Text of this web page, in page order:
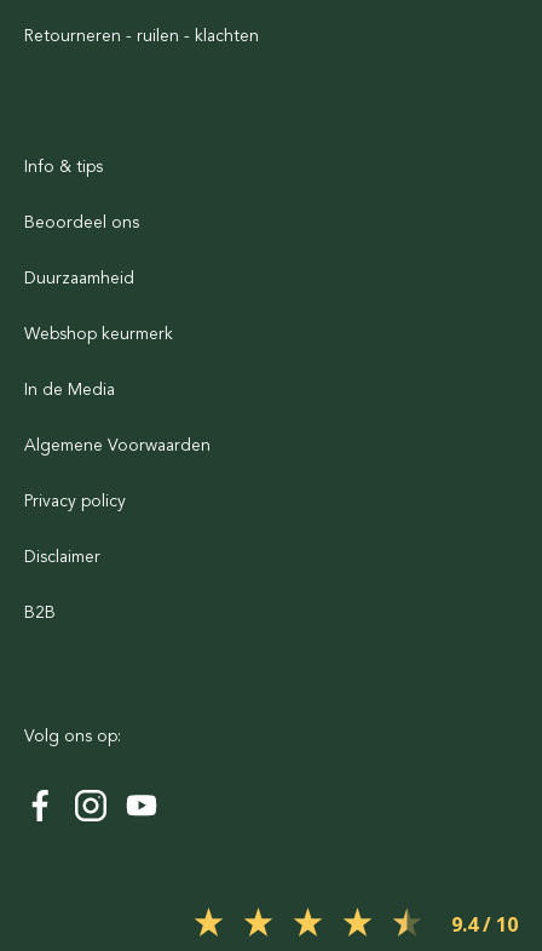
Retourneren - ruilen - klachten
Info & tips
Beoordeel ons
Duurzaamheid
Webshop keurmerk
In de Media
Algemene Voorwaarden
Privacy policy
Disclaimer
B2B
Volg ons op:
9.4